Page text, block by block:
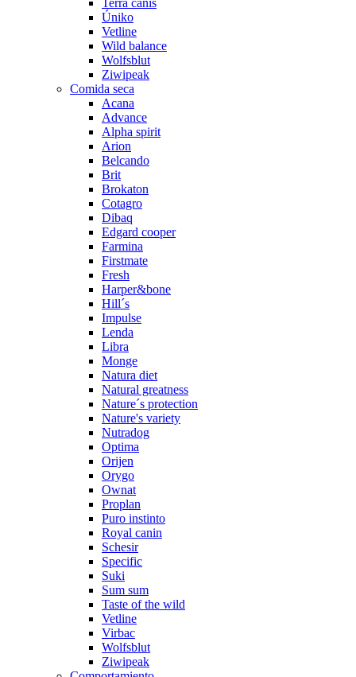
Terra canis
Úniko
Vetline
Wild balance
Wolfsblut
Ziwipeak
Comida seca
Acana
Advance
Alpha spirit
Arion
Belcando
Brit
Brokaton
Cotagro
Dibaq
Edgard cooper
Farmina
Firstmate
Fresh
Harper&bone
Hill´s
Impulse
Lenda
Libra
Monge
Natura diet
Natural greatness
Nature´s protection
Nature's variety
Nutradog
Optima
Orijen
Orygo
Ownat
Proplan
Puro instinto
Royal canin
Schesir
Specific
Suki
Sum sum
Taste of the wild
Vetline
Virbac
Wolfsblut
Ziwipeak